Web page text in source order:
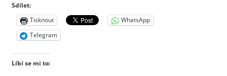
Sdílet:
Tisknout
WhatsApp
Telegram
Líbí se mi to: